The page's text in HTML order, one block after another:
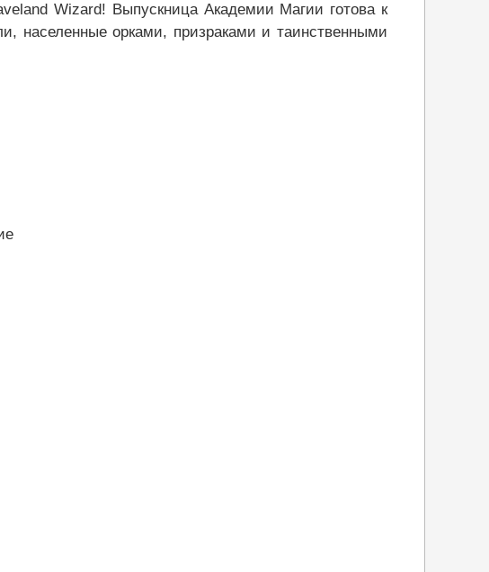
Wizard! Выпускница Академии Магии готова к
населенные орками, призраками и таинственными